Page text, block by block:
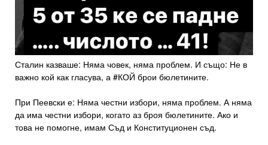
Сталин казваше: Няма човек, няма проблем. И също: Не в
важно кой как гласува, а #КОЙ брои бюлетините.
При Пеевски е: Няма честни избори, няма проблем. А няма
да има честни избори, когато аз броя бюлетините. Ако и
това не помогне, имам Съд и Конституционен съд.